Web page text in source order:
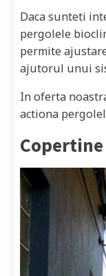
Daca sunteti
pergolele
permite
ajutorul unui
In oferta
actiona